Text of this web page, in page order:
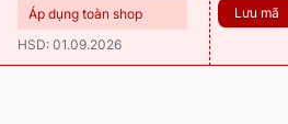
Áp dụng toàn shop
HSD: 01.09.2026
Lưu mã